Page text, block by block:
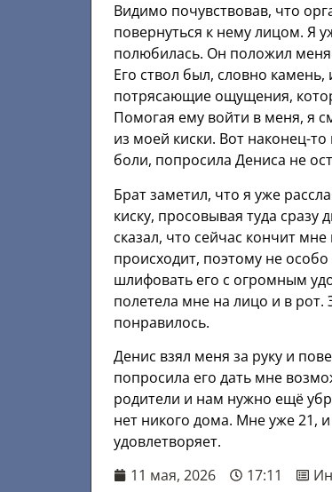
Видимо почувствовав, что
повернуться к нему лицом. Я
полюбилась. Он положил меня
Его ствол был, словно
потрясающие ощущения,
Помогая ему войти в меня, я
из моей киски. Вот наконец-
боли, попросила Дениса не
Брат заметил, что я уже
киску, просовывая туда
сказал, что сейчас кончит
происходит, поэтому не особо
шлифовать его с огромным
полетела мне на лицо и в
понравилось.
Денис взял меня за руку и
попросила его дать мне
родители и нам нужно ещё
нет никого дома. Мне уже 21,
удовлетворяет.
11 мая, 2026
17:11